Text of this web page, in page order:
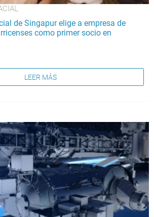
de Singapur elige a empresa de
como primer socio en
LEER MÁS